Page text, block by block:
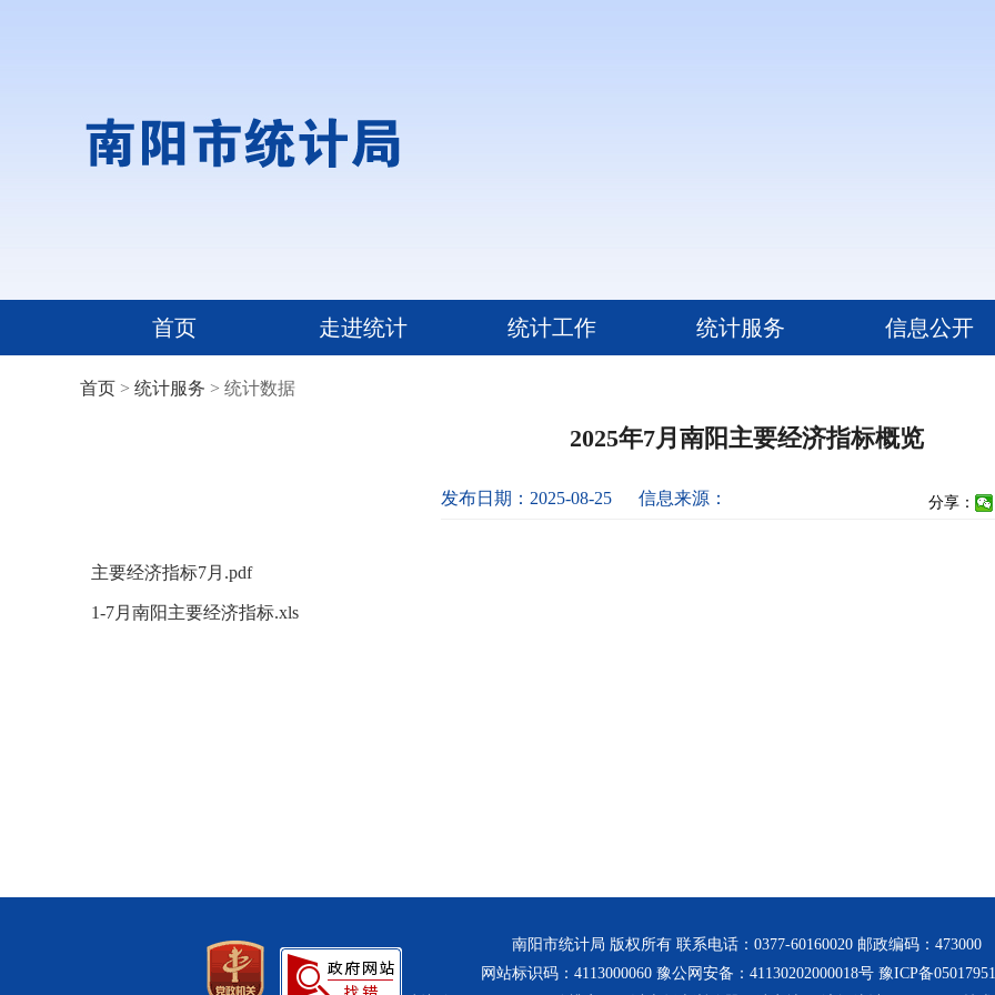
首页 走进统计 统计工作 统计服务 信息公开
首页 > 统计服务 > 统计数据
2025年7月南阳主要经济指标概览
发布日期：2025-08-25 信息来源： 分享：
主要经济指标7月.pdf
1-7月南阳主要经济指标.xls
南阳市统计局 版权所有 联系电话：0377-60160020 邮政编码：473000
网站标识码：4113000060 豫公网安备：41130202000018号 豫ICP备